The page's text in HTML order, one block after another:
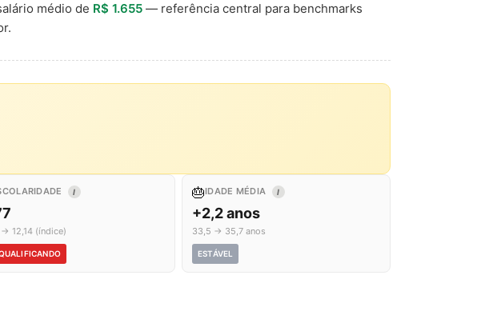
médio de R$ 1.655 — referência central para benchmarks
I
→ 12,14 (índice)
🎂IDADE MÉDIA I
+2,2 anos
33,5 → 35,7 anos
ESTÁVEL